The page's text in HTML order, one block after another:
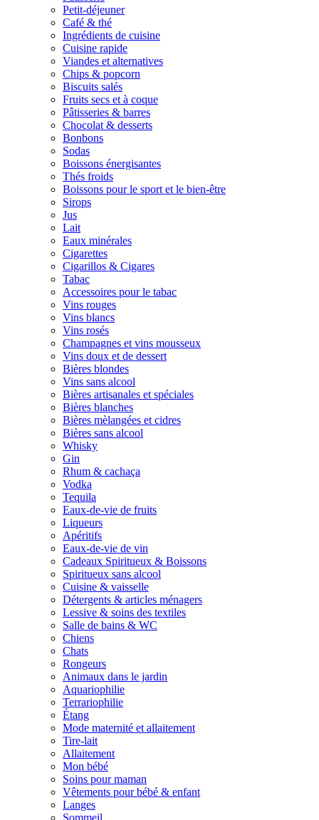
Petit-déjeuner
Café & thé
Ingrédients de cuisine
Cuisine rapide
Viandes et alternatives
Chips & popcorn
Biscuits salés
Fruits secs et à coque
Pâtisseries & barres
Chocolat & desserts
Bonbons
Sodas
Boissons énergisantes
Thés froids
Boissons pour le sport et le bien-être
Sirops
Jus
Lait
Eaux minérales
Cigarettes
Cigarillos & Cigares
Tabac
Accessoires pour le tabac
Vins rouges
Vins blancs
Vins rosés
Champagnes et vins mousseux
Vins doux et de dessert
Bières blondes
Vins sans alcool
Bières artisanales et spéciales
Bières blanches
Bières mèlangées et cidres
Bières sans alcool
Whisky
Gin
Rhum & cachaça
Vodka
Tequila
Eaux-de-vie de fruits
Liqueurs
Apéritifs
Eaux-de-vie de vin
Cadeaux Spiritueux & Boissons
Spiritueux sans alcool
Cuisine & vaisselle
Détergents & articles ménagers
Lessive & soins des textiles
Salle de bains & WC
Chiens
Chats
Rongeurs
Animaux dans le jardin
Aquariophilie
Terrariophilie
Étang
Mode maternité et allaitement
Tire-lait
Allaitement
Mon bébé
Soins pour maman
Vêtements pour bébé & enfant
Langes
Sommeil